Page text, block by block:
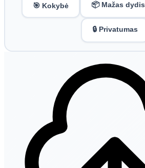
🎯 Kokybė 📦 Mažas dydis
🔒 Privatumas